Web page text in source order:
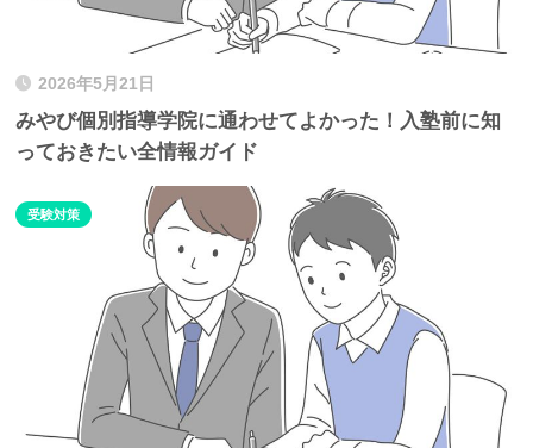
2026年5月21日
みやび個別指導学院に通わせてよかった！入塾前に知
っておきたい全情報ガイド
受験対策